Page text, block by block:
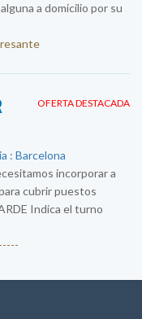
a domicilio por su
OFERTA DESTACADA
: Barcelona
incorporar a
cubrir puestos
Indica el turno